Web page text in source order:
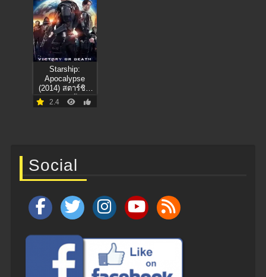
Starship:
Apocalypse
(2014) สตาร์ชิพ
สงครามล้าง
จักรวาล
2.4
Social